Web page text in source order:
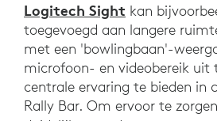
Logitech Sight kan
toegevoegd aan langere
met een 'bowlingbaan'-
microfoon- en videobereik uit
centrale ervaring te bieden in
Rally Bar. Om ervoor te